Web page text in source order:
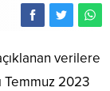
verilere
Temmuz 2023